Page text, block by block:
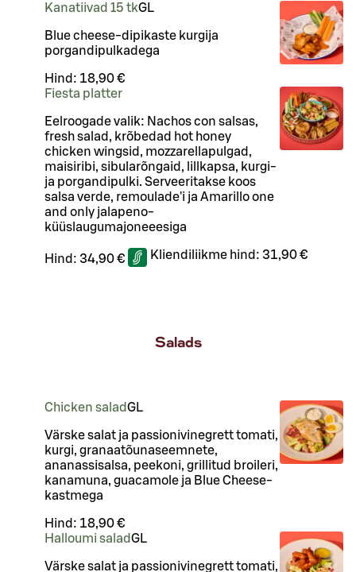
Kanatiivad 15 tkGL
Blue cheese-dipikaste kurgija
porgandipulkadega
Hind: 18,90 €
Fiesta platter
Eelroogade valik: Nachos con salsas,
fresh salad, krõbedad hot honey
chicken wingsid, mozzarellapulgad,
maisiribi, sibularõngaid, lillkapsa, kurgi-
ja porgandipulki. Serveeritakse koos
salsa verde, remoulade'i ja Amarillo one
and only jalapeno-
küüslaugumajoneeesiga
Hind: 34,90 € Kliendiliikme hind: 31,90 €
Salads
Chicken saladGL
Värske salat ja passionivinegrett tomati,
kurgi, granaatõunaseemnete,
ananassisalsa, peekoni, grillitud broileri,
kanamuna, guacamole ja Blue Cheese-
kastmega
Hind: 18,90 €
Halloumi saladGL
Värske salat ja passionivinegrett tomati,